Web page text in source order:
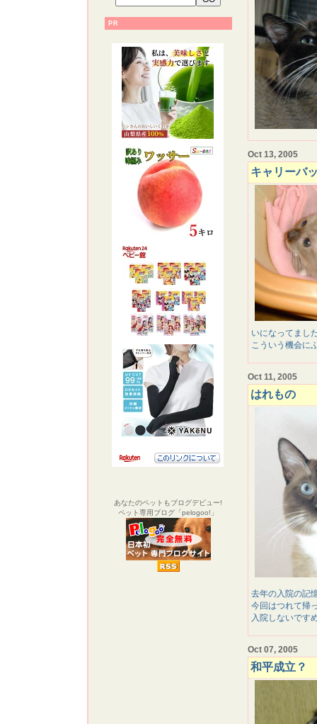
PR
あなたのペットもブログデビュー!
ペット専用ブログ「pelogoo!」
Oct 13, 2005
キャリーバ
いになってまし
こういう機会に
Oct 11, 2005
はれもの
去年の入院の記
今回はつれて帰
入院しないです
Oct 07, 2005
和平成立？